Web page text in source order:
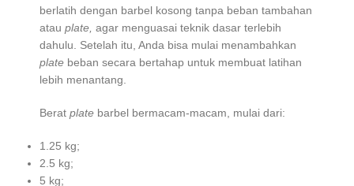
berlatih dengan barbel kosong tanpa beban tambahan
atau plate, agar menguasai teknik dasar terlebih
dahulu. Setelah itu, Anda bisa mulai menambahkan
plate beban secara bertahap untuk membuat latihan
lebih menantang.
Berat plate barbel bermacam-macam, mulai dari:
1.25 kg;
2.5 kg;
5 kg;